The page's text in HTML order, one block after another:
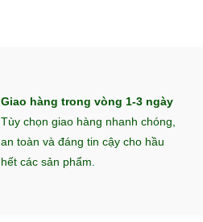
Giao hàng trong vòng 1-3 ngày
Tùy chọn giao hàng nhanh chóng,
an toàn và đáng tin cậy cho hầu
hết các sản phẩm.